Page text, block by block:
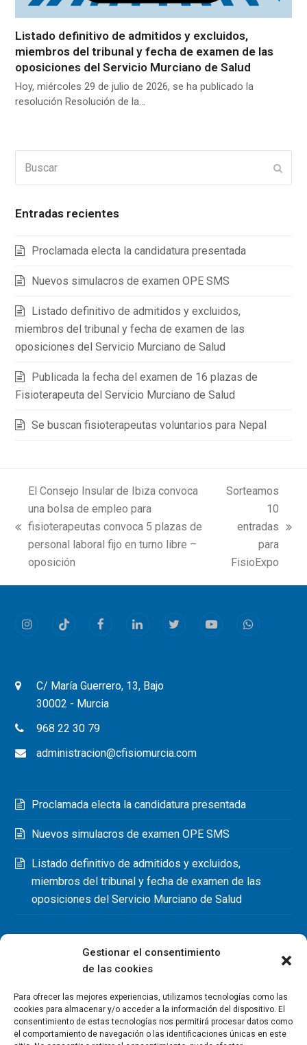
Gestionar el consentimiento
de las cookies
Para ofrecer las mejores experiencias, utilizamos tecnologías como las
cookies para almacenar y/o acceder a la información del dispositivo. El
consentimiento de estas tecnologías nos permitirá procesar datos como
el comportamiento de navegación o las identificaciones únicas en este
Listado definitivo de admitidos y excluidos,
miembros del tribunal y fecha de examen de las
oposiciones del Servicio Murciano de Salud
Hoy, miércoles 29 de julio de 2026, se ha publicado la
resolución Resolución de la…
Entradas recientes
Proclamada electa la candidatura presentada
Nuevos simulacros de examen OPE SMS
Listado definitivo de admitidos y excluidos,
miembros del tribunal y fecha de examen de las
oposiciones del Servicio Murciano de Salud
Publicada la fecha del examen de 16 plazas de
Fisioterapeuta del Servicio Murciano de Salud
Se buscan fisioterapeutas voluntarios para Nepal
previous
post:
El Consejo Insular de Ibiza convoca
una bolsa de empleo para
fisioterapeutas convoca 5 plazas de
personal laboral fijo en turno libre –
oposición
next
Sorteamos
10
entradas
para
FisioExpo
InstagramTiktok FacebookLinkedInTwitterYoutubeWhatsapp
C/ María Guerrero, 13, Bajo
30002 - Murcia
968 22 30 79
administracion@cfisiomurcia.com
Proclamada electa la candidatura presentada
Nuevos simulacros de examen OPE SMS
Listado definitivo de admitidos y excluidos,
miembros del tribunal y fecha de examen de las
oposiciones del Servicio Murciano de Salud